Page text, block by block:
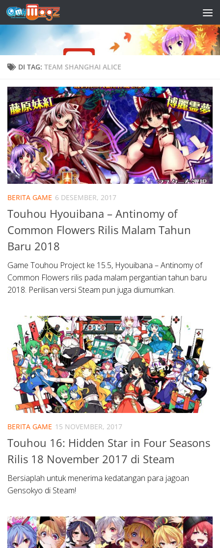
Skip to content
DI TAG: TEAM SHANGHAI ALICE
BERITA GAME 6 DESEMBER, 2017
Touhou Hyouibana – Antinomy of
Common Flowers Rilis Malam Tahun
Baru 2018
Game Touhou Project ke 15.5, Hyouibana – Antinomy of
Common Flowers rilis pada malam pergantian tahun baru
2018. Perilisan versi Steam pun juga diumumkan.
BERITA GAME 15 NOVEMBER, 2017
Touhou 16: Hidden Star in Four Seasons
Rilis 18 November 2017 di Steam
Bersiaplah untuk menerima kedatangan para jagoan
Gensokyo di Steam!